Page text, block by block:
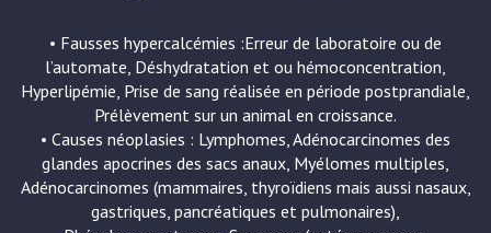
• Fausses hypercalcémies :Erreur de laboratoire ou de
l’automate, Déshydratation et ou hémoconcentration,
Hyperlipémie, Prise de sang réalisée en période postprandiale,
Prélèvement sur un animal en croissance.
• Causes néoplasies : Lymphomes, Adénocarcinomes des
glandes apocrines des sacs anaux, Myélomes multiples,
Adénocarcinomes (mammaires, thyroïdiens mais aussi nasaux,
gastriques, pancréatiques et pulmonaires),